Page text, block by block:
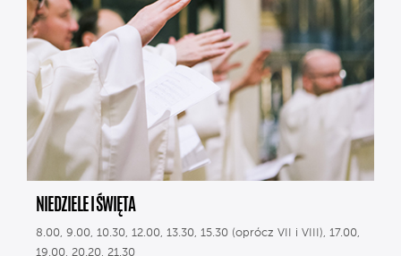
NIEDZIELE I ŚWIĘTA
8.00, 9.00, 10.30, 12.00, 13.30, 15.30 (oprócz VII i VIII), 17.00,
19.00, 20.20, 21.30